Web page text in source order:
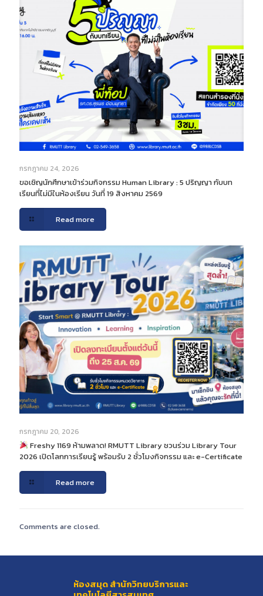
กรกฎาคม 24, 2026
ขอเชิญนักศึกษาเข้าร่วมกิจกรรม Human Library : 5 ปริญญา กับบท
เรียนที่ไม่มีในห้องเรียน วันที่ 19 สิงหาคม 2569
Read more
กรกฎาคม 20, 2026
Freshy 1169 ห้ามพลาด! RMUTT Library ชวนร่วม Library Tour
2026 เปิดโลกการเรียนรู้ พร้อมรับ 2 ชั่วโมงกิจกรรม และ e-Certificate
Read more
Comments are closed.
ห้องสมุด สำนักวิทยบริการและ